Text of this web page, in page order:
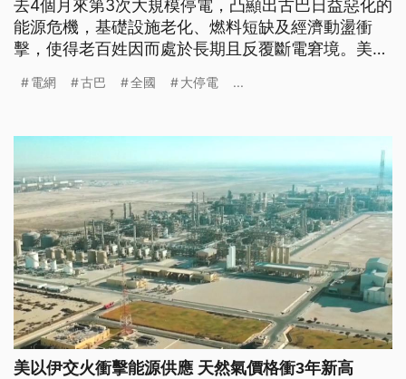
去4個月來第3次大規模停電，凸顯出古巴日益惡化的
能源危機，基礎設施老化、燃料短缺及經濟動盪衝
擊，使得老百姓因而處於長期且反覆斷電窘境。美國
古巴他想做什麼就做什麼。
電網 古巴 全國 大停電 ...
美以伊交火衝擊能源供應 天然氣價格衝3年新高